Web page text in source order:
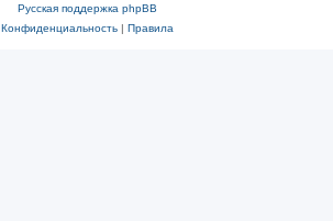
Русская поддержка phpBB
Конфиденциальность| Правила